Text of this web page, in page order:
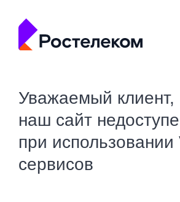
Уважаемый клиент,
наш сайт
при использовании
сервисов